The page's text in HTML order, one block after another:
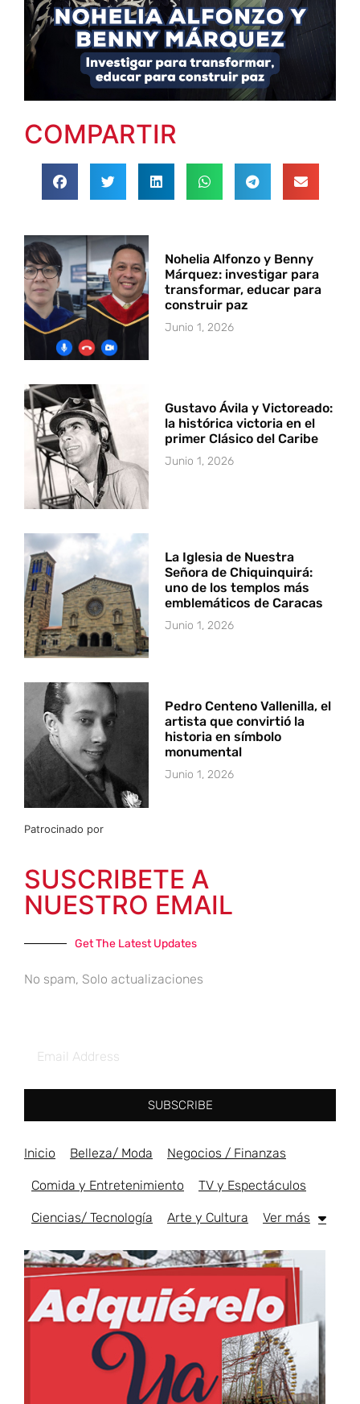
COMPARTIR
Nohelia Alfonzo y Benny
Márquez: investigar para
transformar, educar para
construir paz
Junio 1, 2026
Gustavo Ávila y Victoreado:
la histórica victoria en el
primer Clásico del Caribe
Junio 1, 2026
La Iglesia de Nuestra
Señora de Chiquinquirá:
uno de los templos más
emblemáticos de Caracas
Junio 1, 2026
Pedro Centeno Vallenilla, el
artista que convirtió la
historia en símbolo
monumental
Junio 1, 2026
Patrocinado por
SUSCRIBETE A
NUESTRO EMAIL
Get The Latest Updates
No spam, Solo actualizaciones
SUBSCRIBE
Inicio Belleza/ Moda Negocios / Finanzas
Comida y Entretenimiento TV y Espectáculos
Ciencias/ Tecnología Arte y Cultura Ver más